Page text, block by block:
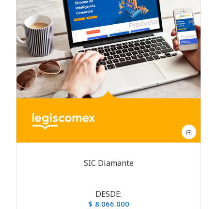
SIC Diamante
DESDE:
$ 8.066.000